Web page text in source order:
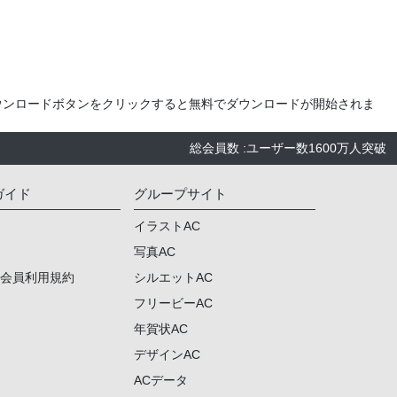
ロードボタンをクリックすると無料でダウンロードが開始されま
総会員数 :ユーザー数1600万人 突破
イド
員利用規約
グループサイト
イラストAC
写真AC
シルエットAC
フリービーAC
年賀状AC
デザインAC
ACデータ